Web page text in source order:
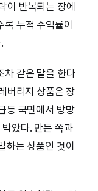
이 반복되는 장에
누적 수익률이
차 같은 말을 한다
버리지 상품은 장
등 국면에서 방망
았다. 만든 쪽과
하는 상품인 것이